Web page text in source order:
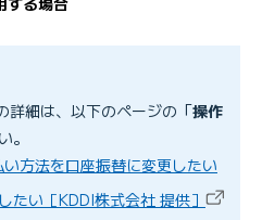
号」を確認したい
ンする時の手続き方法
詳細は、以下のページの「操作
。
方法を口座振替に変更したい
たい［KDDI株式会社 提供］